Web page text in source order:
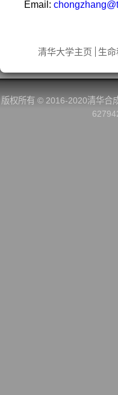
Email:
清华大学主页 生
版权所有 © 2016-2020清华合